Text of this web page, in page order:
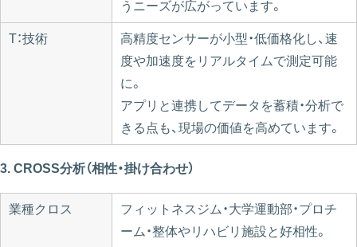
うニーズが広がっています。
T：技術
高精度センサーが小型・低価格化し、速
度や加速度をリアルタイムで測定可能
に。
アプリと連携してデータを蓄積・分析で
きる点も、現場の価値を高めています。
3. CROSS分析（相性・掛け合わせ）
業種クロス
フィットネスジム・大学運動部・プロチ
ーム・整体やリハビリ施設と好相性。